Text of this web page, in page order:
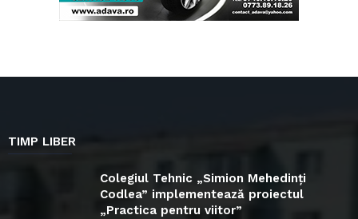
TIMP LIBER
Colegiul Tehnic „Simion Mehedinți
Codlea” implementează proiectul
„Practica pentru viitor”